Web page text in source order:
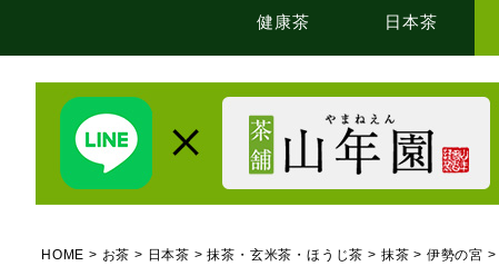
健康茶 日本茶
HOME お茶 日本茶 抹茶・玄米茶・ほうじ茶 抹茶 伊勢の宮